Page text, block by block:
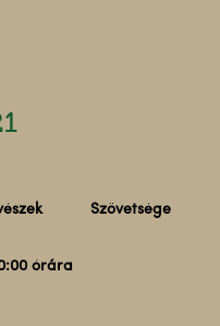
Szövetsége
órára